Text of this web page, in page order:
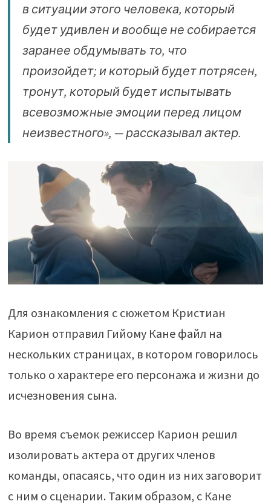
в ситуации этого человека, который
будет удивлен и вообще не собирается
заранее обдумывать то, что
произойдет; и который будет потрясен,
тронут, который будет испытывать
всевозможные эмоции перед лицом
неизвестного», — рассказывал актер.
Для ознакомления с сюжетом Кристиан
Карион отправил Гийому Кане файл на
нескольких страницах, в котором говорилось
только о характере его персонажа и жизни до
исчезновения сына.
Во время съемок режиссер Карион решил
изолировать актера от других членов
команды, опасаясь, что один из них заговорит
с ним о сценарии. Таким образом, с Кане